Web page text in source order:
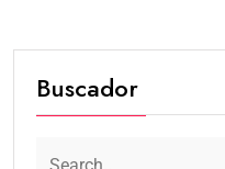
Buscador